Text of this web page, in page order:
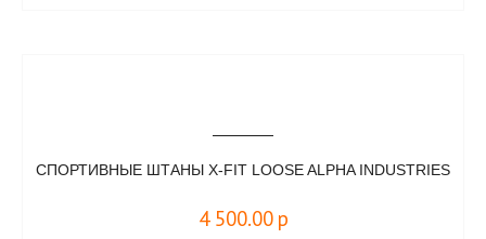
СПОРТИВНЫЕ ШТАНЫ X-FIT LOOSE ALPHA INDUSTRIES
4 500.00 р